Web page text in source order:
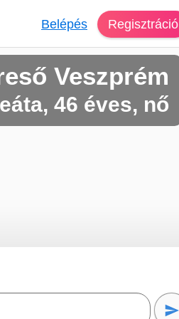
Belépés Regisztráció
Veszprém
46 éves, nő